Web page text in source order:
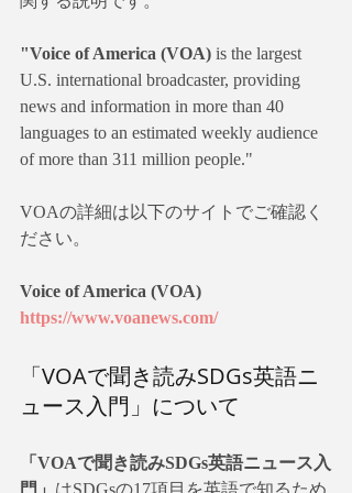
"Voice of America (VOA) is the largest
U.S. international broadcaster, providing
news and information in more than 40
languages to an estimated weekly audience
of more than 311 million people."
VOAの詳細は以下のサイトでご確認く
ださい。
Voice of America (VOA)
https://www.voanews.com/
「VOAで聞き読みSDGs英語ニ
ュース入門」について
「VOAで聞き読みSDGs英語ニュース入
門」 はSDGsの17項目を英語で知るため